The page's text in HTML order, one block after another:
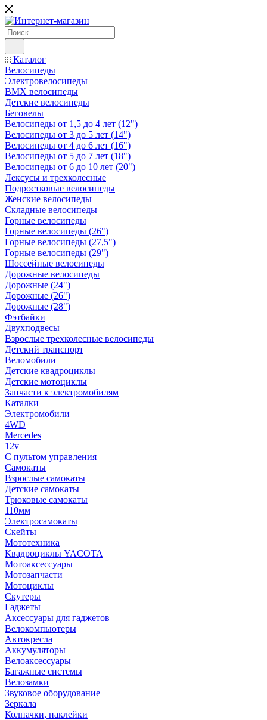
Каталог
Велосипеды
Электровелосипеды
BMX велосипеды
Детские велосипеды
Беговелы
Велосипеды от 1,5 до 4 лет (12")
Велосипеды от 3 до 5 лет (14")
Велосипеды от 4 до 6 лет (16")
Велосипеды от 5 до 7 лет (18")
Велосипеды от 6 до 10 лет (20")
Лексусы и трехколесные
Подростковые велосипеды
Женские велосипеды
Складные велосипеды
Горные велосипеды
Горные велосипеды (26")
Горные велосипеды (27,5")
Горные велосипеды (29")
Шоссейные велосипеды
Дорожные велосипеды
Дорожные (24")
Дорожные (26")
Дорожные (28")
Фэтбайки
Двухподвесы
Взрослые трехколесные велосипеды
Детский транспорт
Веломобили
Детские квадроциклы
Детские мотоциклы
Запчасти к электромобилям
Каталки
Электромобили
4WD
Mercedes
12v
С пультом управления
Самокаты
Взрослые самокаты
Детские самокаты
Трюковые самокаты
110мм
Электросамокаты
Скейты
Мототехника
Квадроциклы YACOTA
Мотоаксессуары
Мотозапчасти
Мотоциклы
Скутеры
Гаджеты
Аксессуары для гаджетов
Велокомпьютеры
Автокресла
Аккумуляторы
Велоаксессуары
Багажные системы
Велозамки
Звуковое оборудование
Зеркала
Колпачки, наклейки